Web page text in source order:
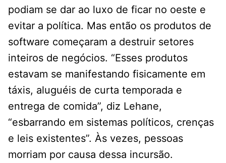
podiam se dar ao luxo de ficar no oeste e
evitar a política. Mas então os produtos de
software começaram a destruir setores
inteiros de negócios. “Esses produtos
estavam se manifestando fisicamente em
táxis, aluguéis de curta temporada e
entrega de comida”, diz Lehane,
“esbarrando em sistemas políticos, crenças
e leis existentes”. Às vezes, pessoas
morriam por causa dessa incursão.